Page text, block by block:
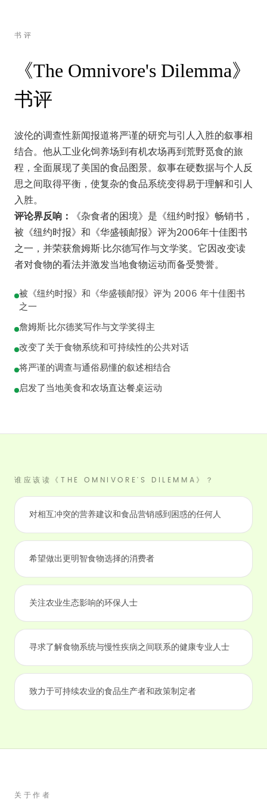
书评
《The Omnivore's Dilemma》
书评
波伦的调查性新闻报道将严谨的研究与引人入胜的叙事相
结合。他从工业化饲养场到有机农场再到荒野觅食的旅
程，全面展现了美国的食品图景。叙事在硬数据与个人反
思之间取得平衡，使复杂的食品系统变得易于理解和引人
入胜。
评论界反响：
《杂食者的困境》是《纽约时报》畅销书，
被《纽约时报》和《华盛顿邮报》评为2006年十佳图书
之一，并荣获詹姆斯·比尔德写作与文学奖。它因改变读
者对食物的看法并激发当地食物运动而备受赞誉。
被《纽约时报》和《华盛顿邮报》评为 2006 年十佳图书
之一
詹姆斯·比尔德奖写作与文学奖得主
改变了关于食物系统和可持续性的公共对话
将严谨的调查与通俗易懂的叙述相结合
启发了当地美食和农场直达餐桌运动
谁应该读《THE OMNIVORE'S DILEMMA》？
对相互冲突的营养建议和食品营销感到困惑的任何人
希望做出更明智食物选择的消费者
关注农业生态影响的环保人士
寻求了解食物系统与慢性疾病之间联系的健康专业人士
致力于可持续农业的食品生产者和政策制定者
关于作者